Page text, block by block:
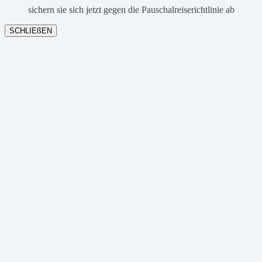
sichern sie sich jetzt gegen die Pauschalreiserichtlinie ab
SCHLIEßEN